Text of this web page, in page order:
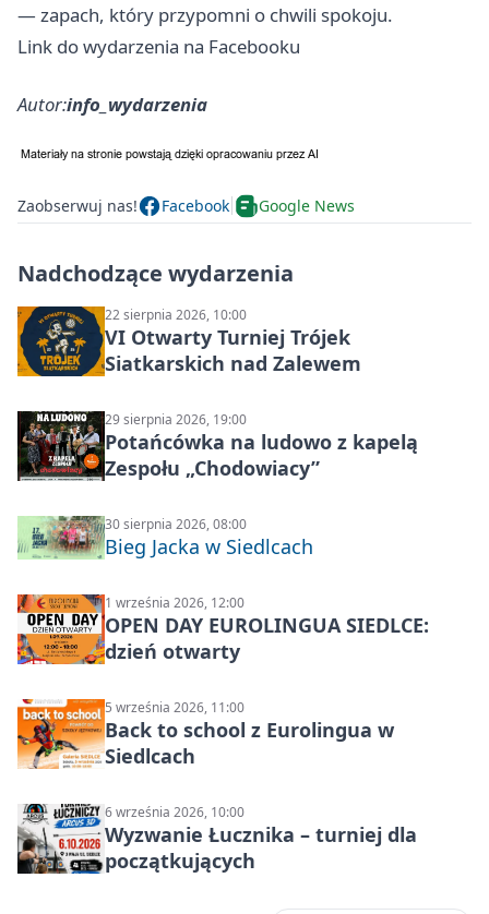
— zapach, który przypomni o chwili spokoju.
Link do wydarzenia na Facebooku
Autor:info_wydarzenia
Zaobserwuj nas! Facebook Google News
Nadchodzące wydarzenia
22 sierpnia 2026, 10:00
VI Otwarty Turniej Trójek
Siatkarskich nad Zalewem
29 sierpnia 2026, 19:00
Potańcówka na ludowo z kapelą
Zespołu „Chodowiacy”
30 sierpnia 2026, 08:00
Bieg Jacka w Siedlcach
1 września 2026, 12:00
OPEN DAY EUROLINGUA SIEDLCE:
dzień otwarty
5 września 2026, 11:00
Back to school z Eurolingua w
Siedlcach
6 września 2026, 10:00
Wyzwanie Łucznika – turniej dla
początkujących